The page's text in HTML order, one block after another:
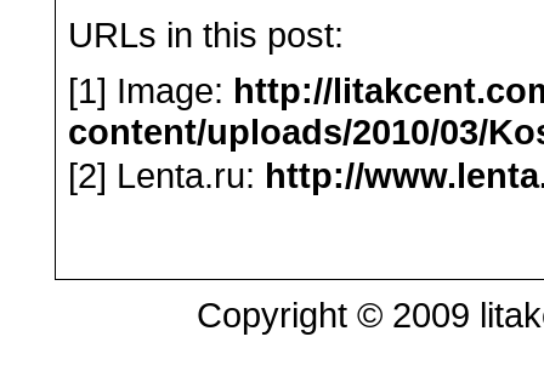
URLs in this post:
[1] Image: http://
content/uploads/2010/03/
[2] Lenta.ru: http://
Copyright © 2009